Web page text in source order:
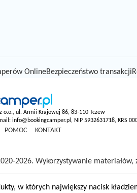
OnlineBezpieczeństwo transakcji
o.o., ul. Armii Krajowej 86, 83-110 Tczew
info@bookingcamper.pl, NIP 5932631718, KRS
POMOC KONTAKT
2026. Wykorzystywanie
w których największy nacisk